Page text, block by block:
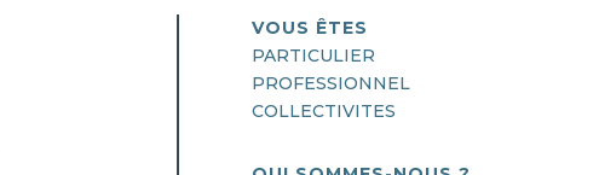
VOUS ÊTES
PARTICULIER
PROFESSIONNEL
COLLECTIVITES